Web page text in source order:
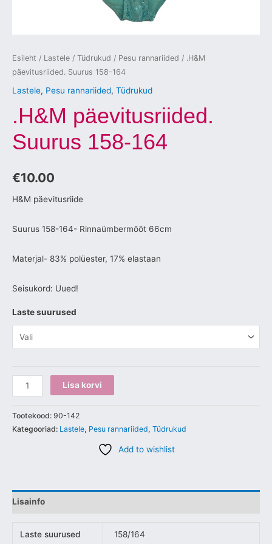
Esileht / Lastele / Tüdrukud / Pesu rannariided / .H&M
päevitusriided. Suurus 158-164
Lastele, Pesu rannariided, Tüdrukud
.H&M päevitusriided.
Suurus 158-164
€10.00
H&M päevitusriide
Suurus 158-164- Rinnaümbermõõt 66cm
Materjal- 83% polüester, 17% elastaan
Seisukord: Uued!
Laste suurused
Lisa korvi
Tootekood: 90-142
Kategooriad: Lastele, Pesu rannariided, Tüdrukud
Add to wishlist
Lisainfo
Laste suurused 158/164